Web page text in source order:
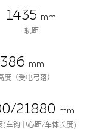
1435 mm
轨距
mm
度（受电弓落）
21880 mm
(车钩中心距/车体长度)